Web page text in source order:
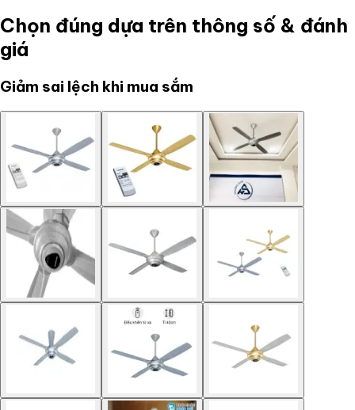
Chọn đúng dựa trên thông số & đánh
giá
Giảm sai lệch khi mua sắm